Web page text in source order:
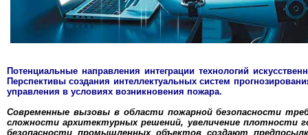
Потенциальные направления интеграции технологий
Перспективы создания интеллектуальных систем
управления в условиях возникновения пожара.
Современные вызовы в области пожарной безопасности
сложности архитектурных решений, увеличение плотности
безопасности промышленных объектов создают